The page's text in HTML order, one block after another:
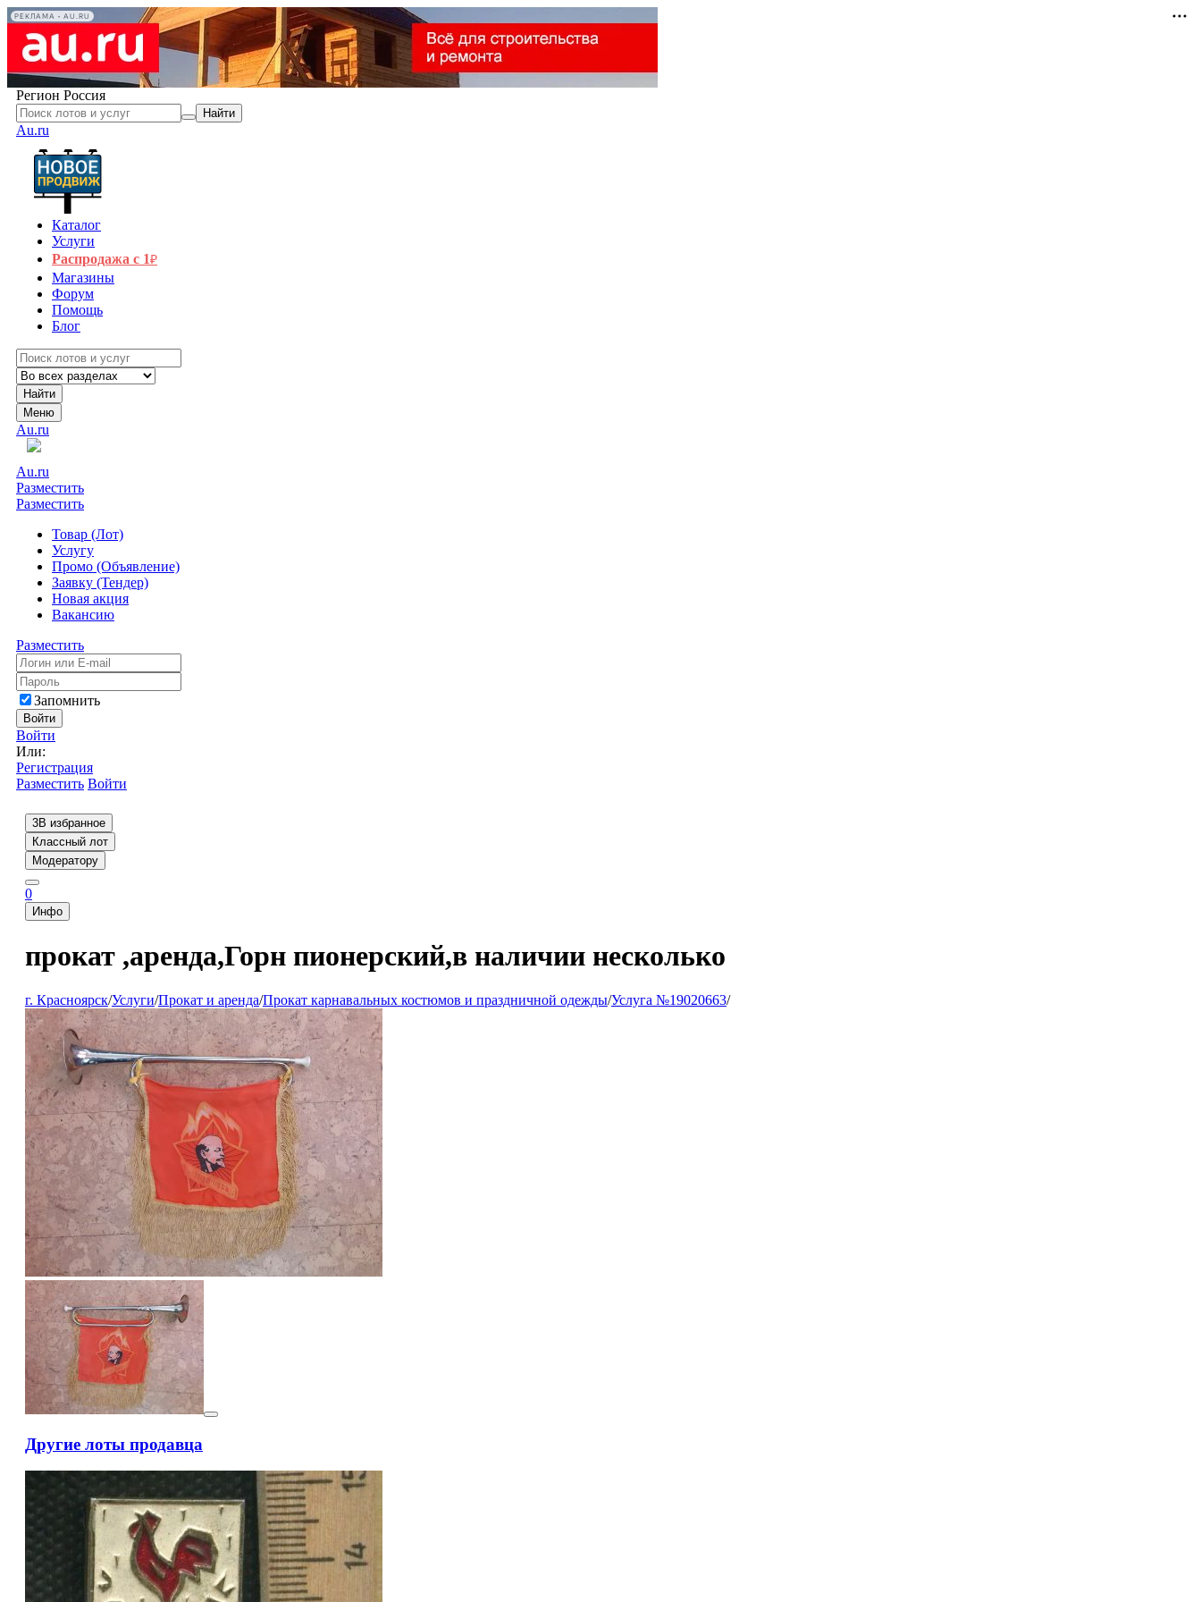
РЕКЛАМА • AU.RU
Регион Россия
Найти
Au.ru
Каталог
Услуги
Распродажа с 1₽
Магазины
Форум
Помощь
Блог
Найти
Меню
Au.ru
Au.ru
Разместить
Разместить
Товар (Лот)
Услугу
Промо (Объявление)
Заявку (Тендер)
Новая акция
Вакансию
Разместить
Запомнить
Войти
Войти
Или:
Регистрация
Разместить Войти
3В избранное
Классный лот
Модератору
0
Инфо
прокат ,аренда,Горн пионерский,в наличии несколько
г. Красноярск/Услуги/Прокат и аренда/Прокат карнавальных костюмов и праздничной одежды/Услуга №19020663/
Другие лоты продавца